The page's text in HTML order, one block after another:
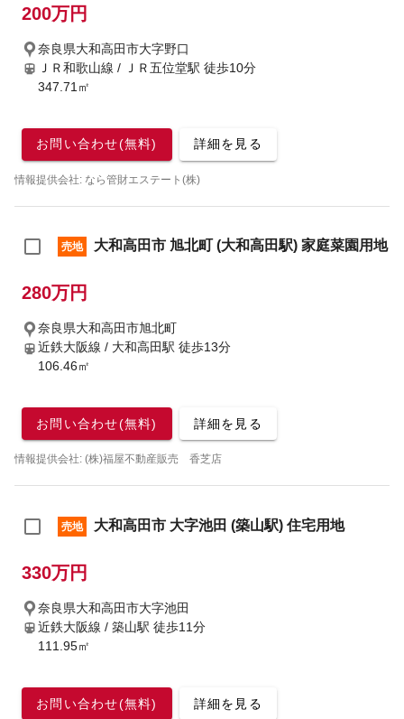
200万円
奈良県大和高田市大字野口
ＪＲ和歌山線 / ＪＲ五位堂駅 徒歩10分
347.71㎡
お問い合わせ(無料) 詳細を見る
情報提供会社: なら管財エステート(株)
売地 大和高田市 旭北町 (大和高田駅) 家庭菜園用地
280万円
奈良県大和高田市旭北町
近鉄大阪線 / 大和高田駅 徒歩13分
106.46㎡
お問い合わせ(無料) 詳細を見る
情報提供会社: (株)福屋不動産販売 香芝店
売地 大和高田市 大字池田 (築山駅) 住宅用地
330万円
奈良県大和高田市大字池田
近鉄大阪線 / 築山駅 徒歩11分
111.95㎡
お問い合わせ(無料) 詳細を見る